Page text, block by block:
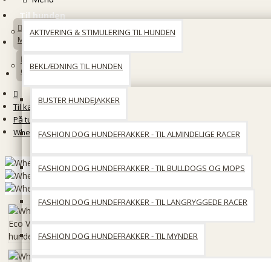
Til hunden
AKTIVERING & STIMULERING TIL HUNDEN
BEKLÆDNING TIL HUNDEN
BUSTER HUNDEJAKKER
FASHION DOG HUNDEFRAKKER - TIL ALMINDELIGE RACER
FASHION DOG HUNDEFRAKKER - TIL BULLDOGS OG MOPS
FASHION DOG HUNDEFRAKKER - TIL LANGRYGGEDE RACER
FASHION DOG HUNDEFRAKKER - TIL MYNDER
Min konto
Opret en konto
Til katten
På tur med katten
Whesco Eco Venlige hundeposer